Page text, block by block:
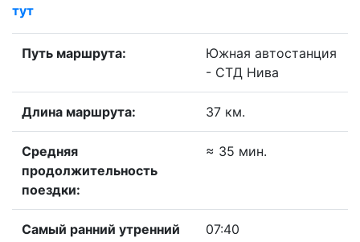
тут
Путь маршрута:
Южная автостанция
- СТД Нива
Длина маршрута: 37 км.
Средняя
продолжительность
поездки:
≈ 35 мин.
Самый ранний утренний
07:40